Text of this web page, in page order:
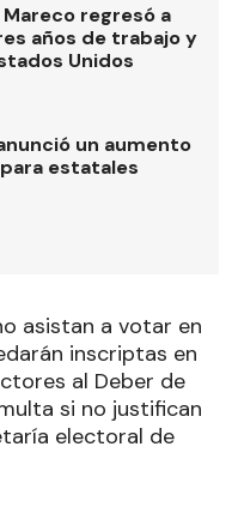
regresó a
años de trabajo y
Unidos
un aumento
estatales
asistan a votar en
inscriptas en
al Deber de
si no justifican
electoral de